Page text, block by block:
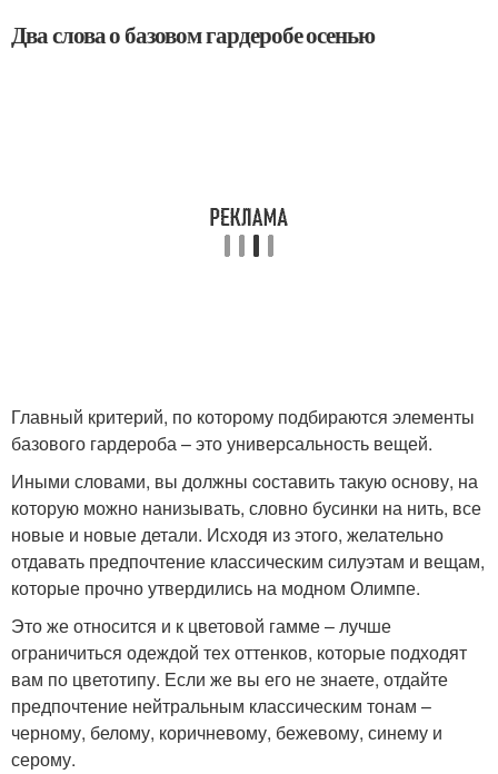
Два слова о базовом гардеробе осенью
Главный критерий, по которому подбираются элементы
базового гардероба – это универсальность вещей.
Иными словами, вы должны cоставить такую основу, на
которую можно нанизывать, словно бусинки на нить, все
новые и новые детали. Исходя из этого, желательно
отдавать предпочтение классическим силуэтам и вещам,
которые прочно утвердились на модном Олимпе.
Это же относится и к цветовой гамме – лучше
ограничиться одеждой тех оттенков, которые подходят
вам по цветотипу. Если же вы его не знаете, отдайте
предпочтение нейтральным классическим тонам –
черному, белому, коричневому, бежевому, синему и
серому.